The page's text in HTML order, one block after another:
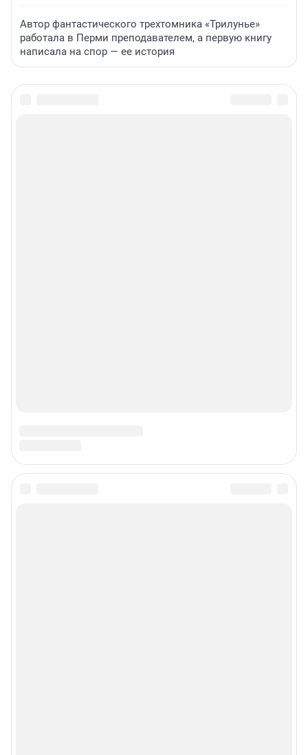
Автор фантастического трехтомника «Трилунье»
работала в Перми преподавателем, а первую книгу
написала на спор — ее история